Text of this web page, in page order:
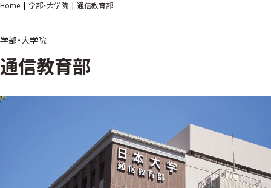
Home 学部・大学院 通信教育部
学部・大学院
通信教育部